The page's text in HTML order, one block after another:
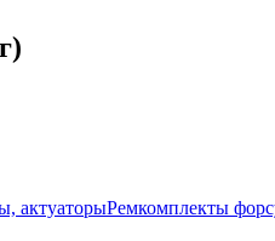
актуаторыРемкомплекты